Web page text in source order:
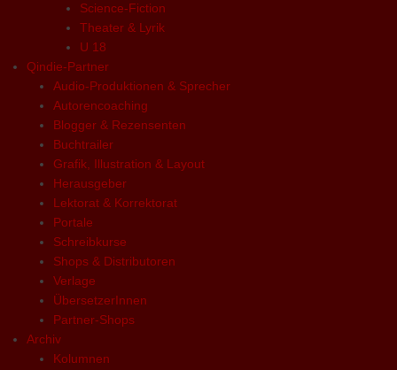
Science-Fiction
Theater & Lyrik
U 18
Qindie-Partner
Audio-Produktionen & Sprecher
Autorencoaching
Blogger & Rezensenten
Buchtrailer
Grafik, Illustration & Layout
Herausgeber
Lektorat & Korrektorat
Portale
Schreibkurse
Shops & Distributoren
Verlage
ÜbersetzerInnen
Partner-Shops
Archiv
Kolumnen